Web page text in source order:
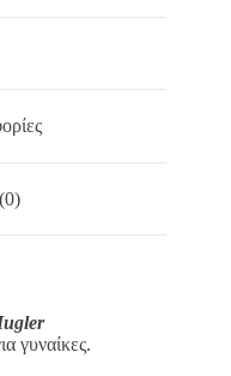
γυναίκες.